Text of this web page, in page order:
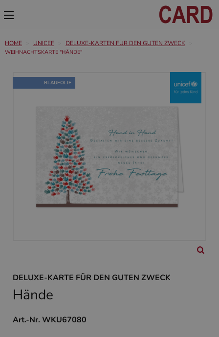
HOME UNICEF DELUXE-KARTEN FÜR DEN GUTEN ZWECK
WEIHNACHTSKARTE "HÄNDE"
BLAUFOLIE
DELUXE-KARTE FÜR DEN GUTEN ZWECK
Hände
Art.-Nr. WKU67080